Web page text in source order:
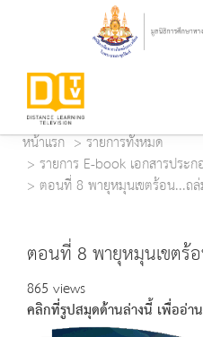
หน้าแรก
รายการทั้งหมด
รายการ E-book เอกสารประ
ตอนที่ 8 พายุหมุนเขตร้อน...ถ
ตอนที่ 8 พายุหมุนเขตร้
865 views
คลิกที่รูปสมุดด้านล่างนี้ เพื่ออ่า